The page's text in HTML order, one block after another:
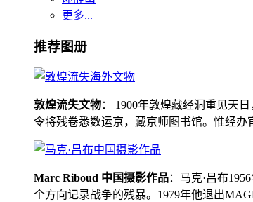
更多...
推荐图册
敦煌流失文物： 1900年敦煌藏经洞重见天
令将残卷悉数运京，藏京师图书馆。惟经办
Marc Riboud 中国摄影作品：马克·吕布
个方向记录战争的残暴。1979年他退出